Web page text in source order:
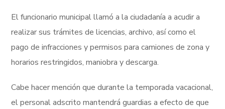
El funcionario municipal llamó a la ciudadanía a acudir a
realizar sus trámites de licencias, archivo, así como el
pago de infracciones y permisos para camiones de zona y
horarios restringidos, maniobra y descarga.
Cabe hacer mención que durante la temporada vacacional,
el personal adscrito mantendrá guardias a efecto de que